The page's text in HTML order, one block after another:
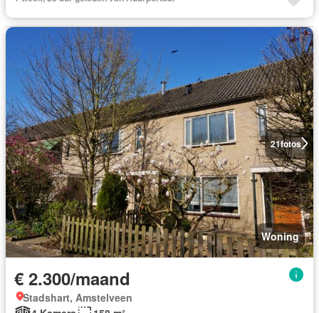
21fotos
Woning
€ 2.300/maand
Stadshart, Amstelveen